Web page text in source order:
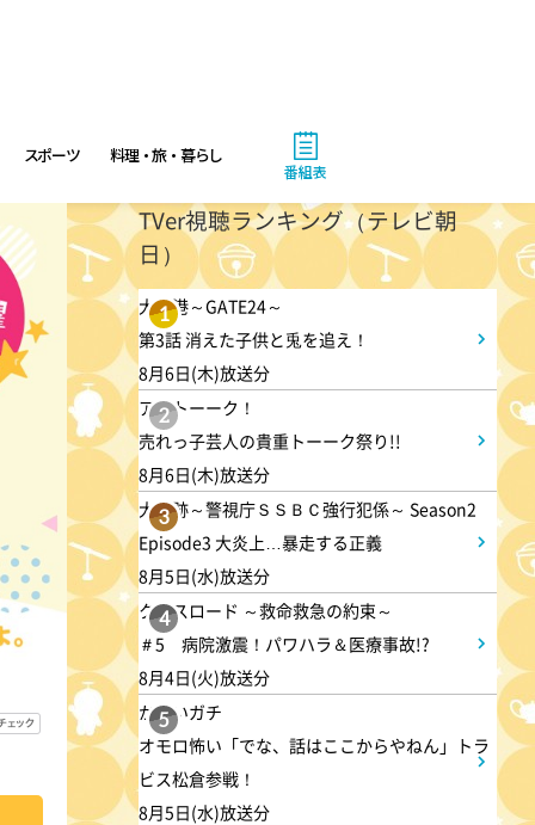
スポーツ 料理・旅・暮らし
番組表
TVer視聴ランキング（テレビ朝
日）
1
大空港～GATE24～
第3話 消えた子供と兎を追え！
8月6日(木)放送分
2
アメトーーク！
売れっ子芸人の貴重トーーク祭り!!
8月6日(木)放送分
3
大追跡～警視庁ＳＳＢＣ強行犯係～ Season2
Episode3 大炎上…暴走する正義
8月5日(水)放送分
4
クロスロード ～救命救急の約束～
＃5 病院激震！パワハラ＆医療事故!?
8月4日(火)放送分
5
かまいガチ
オモロ怖い「でな、話はここからやねん」トラ
ビス松倉参戦！
8月5日(水)放送分